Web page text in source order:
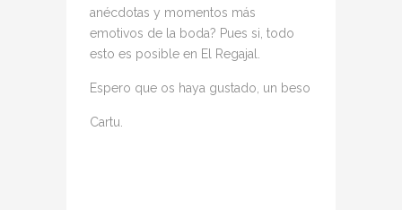
anécdotas y momentos más
emotivos de la boda? Pues si, todo
esto es posible en El Regajal.
Espero que os haya gustado, un beso
Cartu.